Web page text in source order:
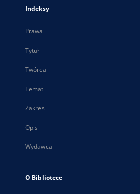
Indeksy
Prawa
Tytuł
Twórca
Temat
Zakres
Opis
Wydawca
O Bibliotece